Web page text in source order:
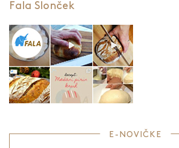
Fala Slonček
E-NOVIČKE